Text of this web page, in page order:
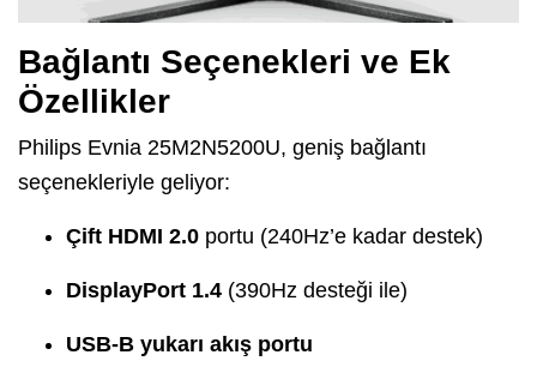
Bağlantı Seçenekleri ve Ek
Özellikler
Philips Evnia 25M2N5200U, geniş bağlantı
seçenekleriyle geliyor:
Çift HDMI 2.0 portu (240Hz’e kadar destek)
DisplayPort 1.4 (390Hz desteği ile)
USB-B yukarı akış portu